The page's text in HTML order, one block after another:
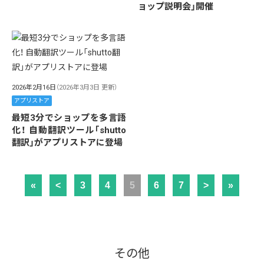
ョップ説明会」開催
2026年2月16日 （2026年3月3日 更新）
アプリストア
最短3分でショップを多言語
化！ 自動翻訳ツール「shutto
翻訳」がアプリストアに登場
« < 3 4 5 6 7 > »
その他